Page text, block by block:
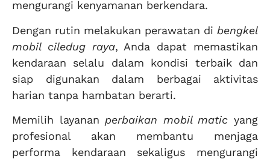
mengurangi kenyamanan berkendara.
Dengan rutin melakukan perawatan di bengkel
mobil ciledug raya, Anda dapat memastikan
kendaraan selalu dalam kondisi terbaik dan
siap digunakan dalam berbagai aktivitas
harian tanpa hambatan berarti.
Memilih layanan perbaikan mobil matic yang
profesional akan membantu menjaga
performa kendaraan sekaligus mengurangi